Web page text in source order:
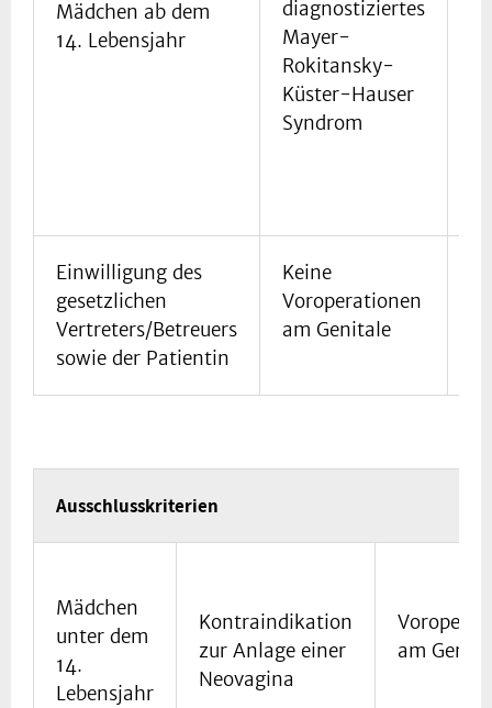
Mädchen ab dem
14. Lebensjahr
diagnostiziertes
Mayer-
Rokitansky-
Küster-Hauser
Syndrom
Einwilligung des
gesetzlichen
Vertreters/Betreuers
sowie der Patientin
Keine
Voroperationen
am Genitale
Ausschlusskriterien
Mädchen
unter dem
14.
Lebensjahr
Kontraindikation
zur Anlage einer
Neovagina
am